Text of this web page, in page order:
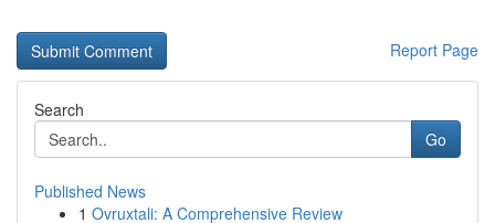
Report Page
Search
Go
Published News
1 Ovruxtali: A Comprehensive Review